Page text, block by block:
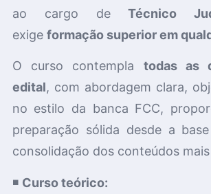
ao cargo deTécnico
exige formação superior em
O curso contempla todas as
edital, com abordagem clara,
no estilo da banca FCC,
preparação sólida desde a
consolidação dos conteúdos
◾ Curso teórico: